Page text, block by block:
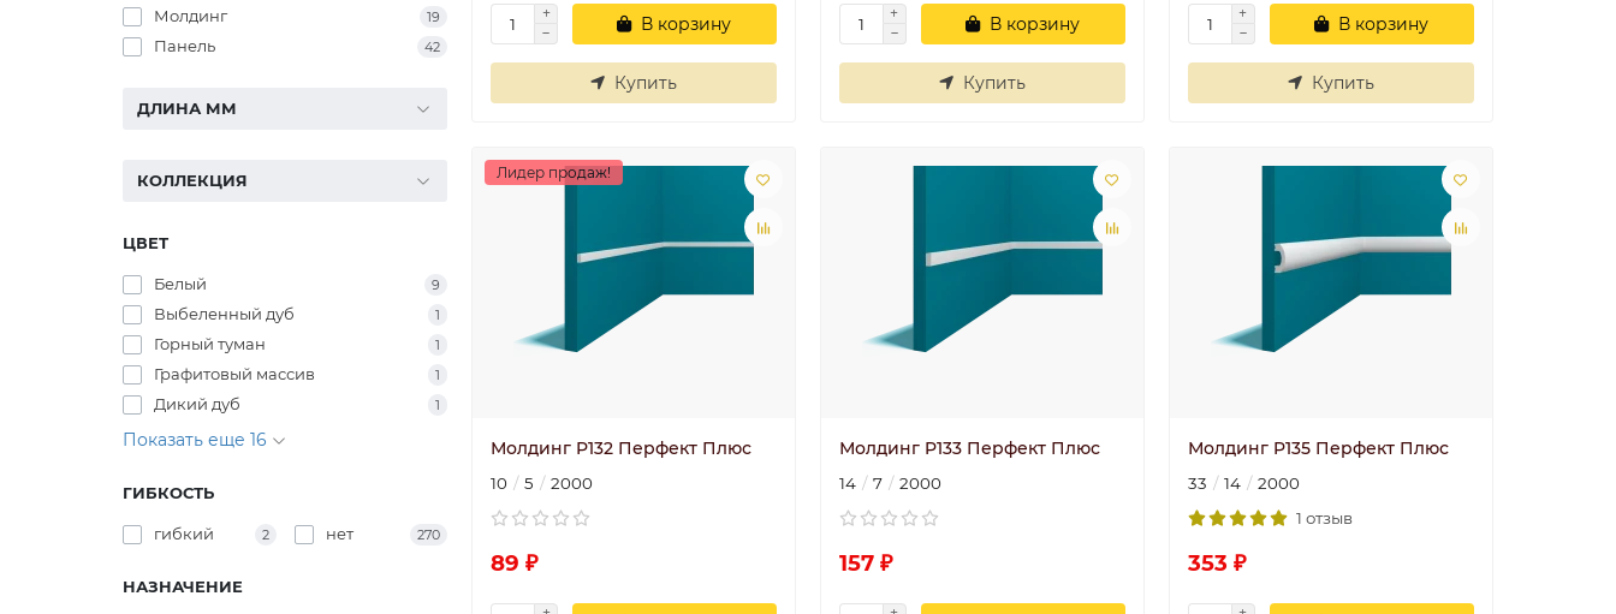
Молдинг 19
Панель 42
ДЛИНА ММ
КОЛЛЕКЦИЯ
ЦВЕТ
Белый 9
Выбеленный дуб 1
Горный туман 1
Графитовый массив 1
Дикий дуб 1
Показать еще 16
ГИБКОСТЬ
гибкий 2 нет 270
НАЗНАЧЕНИЕ
В корзину
Купить
В корзину
Купить
В корзину
Купить
Лидер продаж!
Молдинг P132 Перфект Плюс
10 5 2000
89 ₽
Молдинг P133 Перфект Плюс
14 7 2000
157 ₽
Молдинг P135 Перфект Плюс
33 14
2000
1 отзыв
353 ₽